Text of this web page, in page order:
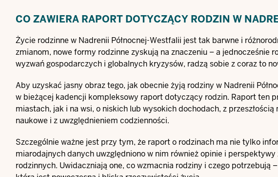
CO ZAWIERA RAPORT DOTYCZĄCY RODZIN W
Życie rodzinne w Nadrenii Północnej-Westfalii jest tak barwne i
zmianom, nowe formy rodzinne zyskują na znaczeniu – a jednocześnie
wyzwań gospodarczych i globalnych kryzysów, radzą sobie z coraz to
Aby uzyskać jasny obraz tego, jak obecnie żyją rodziny w Nadrenii
w bieżącej kadencji kompleksowy raport dotyczący rodzin. Raport ten
miastach, jak i na wsi, o niskich lub wysokich dochodach, z
naukowe i z uwzględnieniem codzienności.
Szczególnie ważne jest przy tym, że raport o rodzinach ma nie tylko
miarodajnych danych uwzględniono w nim również opinie i
rodzinnych. Uwidaczniają one, co wzmacnia rodziny i czego